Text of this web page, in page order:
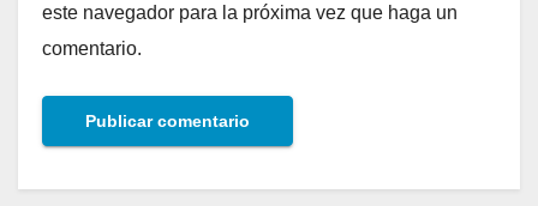
este navegador para la próxima vez que haga un
comentario.